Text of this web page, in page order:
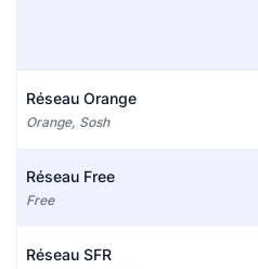
Réseau Orange
Orange, Sosh
Réseau Free
Free
Réseau SFR